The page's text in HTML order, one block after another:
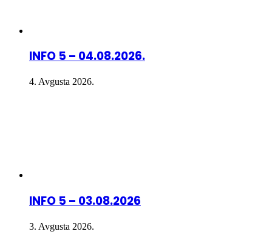
INFO 5 – 04.08.2026.
4. Avgusta 2026.
INFO 5 – 03.08.2026
3. Avgusta 2026.